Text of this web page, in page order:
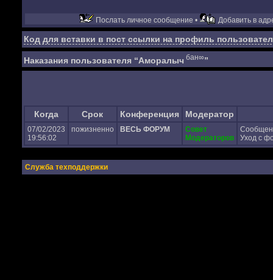
Послать личное сообщение • Добавить в
Код для вставки в пост ссылки на профиль
Наказания пользователя “Аморалыч бан∞”
Когда Срок Конференция Модератор
07/02/2023
19:56:02
пожизненно ВЕСЬ ФОРУМ
Совет
Модераторов
Уход с
Служба техподдержки